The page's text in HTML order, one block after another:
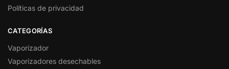
Políticas de privacidad
CATEGORÍAS
Vaporizador
Vaporizadores desechables